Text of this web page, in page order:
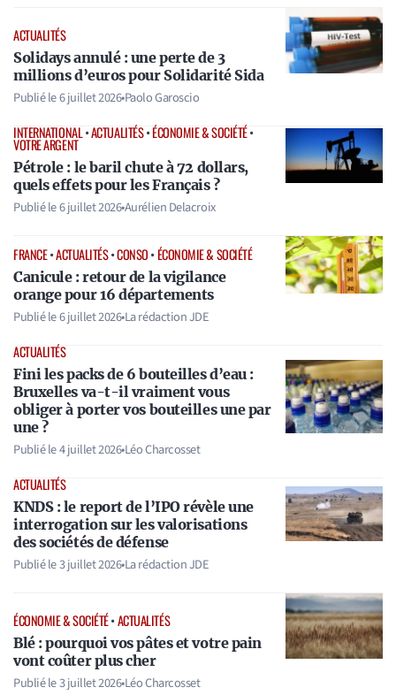
ACTUALITÉS
Solidays annulé : une perte de 3
millions d’euros pour Solidarité Sida
Publié le6 juillet 2026•Paolo Garoscio
INTERNATIONAL•ACTUALITÉS•ÉCONOMIE & SOCIÉTÉ•
VOTRE ARGENT
Pétrole : le baril chute à 72 dollars,
quels effets pour les Français ?
Publié le6 juillet 2026•Aurélien Delacroix
FRANCE•ACTUALITÉS•CONSO•ÉCONOMIE & SOCIÉTÉ
Canicule : retour de la vigilance
orange pour 16 départements
Publié le6 juillet 2026•La rédaction JDE
ACTUALITÉS
Fini les packs de 6 bouteilles d’eau :
Bruxelles va-t-il vraiment vous
obliger à porter vos bouteilles une par
une ?
Publié le4 juillet 2026•Léo Charcosset
ACTUALITÉS
KNDS : le report de l’IPO révèle une
interrogation sur les valorisations
des sociétés de défense
Publié le3 juillet 2026•La rédaction JDE
ÉCONOMIE & SOCIÉTÉ•ACTUALITÉS
Blé : pourquoi vos pâtes et votre pain
vont coûter plus cher
Publié le3 juillet 2026•Léo Charcosset